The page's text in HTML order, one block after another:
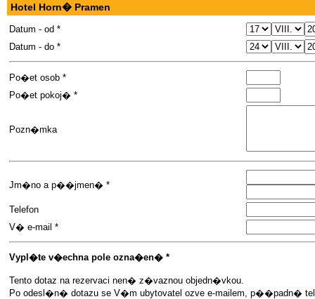
Hotel Horn� Pramen
Datum - od *
Datum - do *
Po�et osob *
Po�et pokoj� *
Pozn�mka
Jm�no a p��jmen� *
Telefon
V� e-mail *
Vypl�te v�echna pole ozna�en� *
Tento dotaz na rezervaci nen� z�vaznou objedn�vkou.
Po odesl�n� dotazu se V�m ubytovatel ozve e-mailem, p��padn�